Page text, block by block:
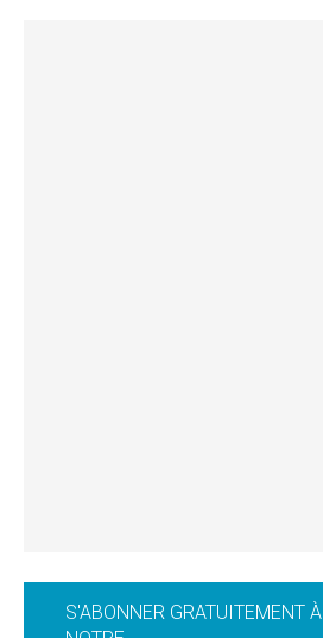
S'ABONNER GRATUITEMENT À